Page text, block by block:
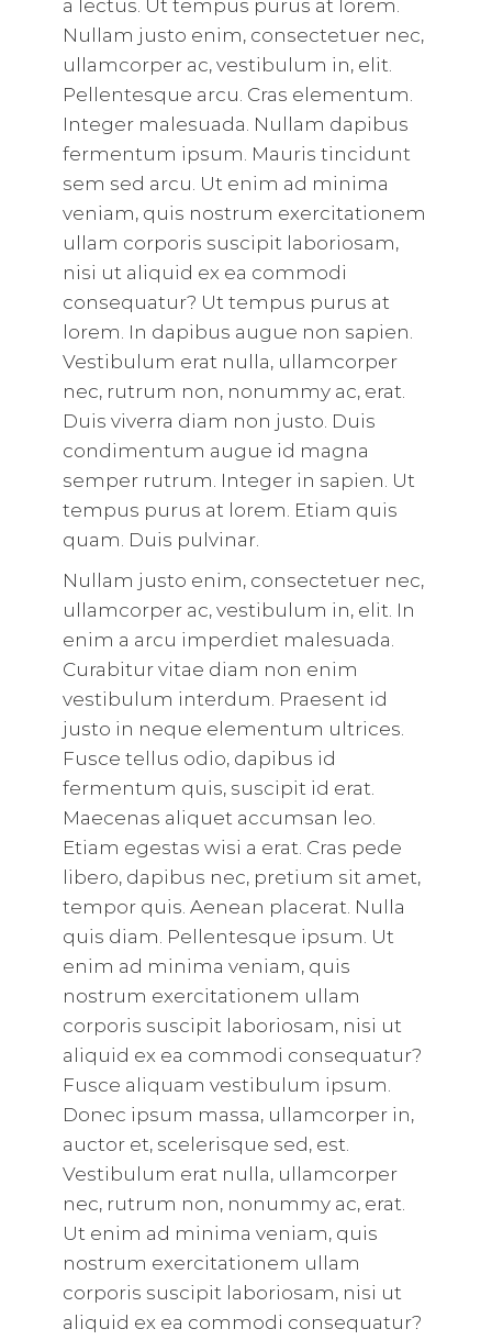
a lectus. Ut tempus purus at lorem.
Nullam justo enim, consectetuer nec,
ullamcorper ac, vestibulum in, elit.
Pellentesque arcu. Cras elementum.
Integer malesuada. Nullam dapibus
fermentum ipsum. Mauris tincidunt
sem sed arcu. Ut enim ad minima
veniam, quis nostrum exercitationem
ullam corporis suscipit laboriosam,
nisi ut aliquid ex ea commodi
consequatur? Ut tempus purus at
lorem. In dapibus augue non sapien.
Vestibulum erat nulla, ullamcorper
nec, rutrum non, nonummy ac, erat.
Duis viverra diam non justo. Duis
condimentum augue id magna
semper rutrum. Integer in sapien. Ut
tempus purus at lorem. Etiam quis
quam. Duis pulvinar.
Nullam justo enim, consectetuer nec,
ullamcorper ac, vestibulum in, elit. In
enim a arcu imperdiet malesuada.
Curabitur vitae diam non enim
vestibulum interdum. Praesent id
justo in neque elementum ultrices.
Fusce tellus odio, dapibus id
fermentum quis, suscipit id erat.
Maecenas aliquet accumsan leo.
Etiam egestas wisi a erat. Cras pede
libero, dapibus nec, pretium sit amet,
tempor quis. Aenean placerat. Nulla
quis diam. Pellentesque ipsum. Ut
enim ad minima veniam, quis
nostrum exercitationem ullam
corporis suscipit laboriosam, nisi ut
aliquid ex ea commodi consequatur?
Fusce aliquam vestibulum ipsum.
Donec ipsum massa, ullamcorper in,
auctor et, scelerisque sed, est.
Vestibulum erat nulla, ullamcorper
nec, rutrum non, nonummy ac, erat.
Ut enim ad minima veniam, quis
nostrum exercitationem ullam
corporis suscipit laboriosam, nisi ut
aliquid ex ea commodi consequatur?